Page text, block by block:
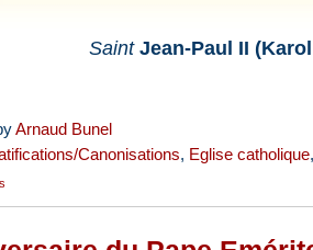
SaintJean-Paul II
Arnaud Bunel
Canonisations, Eglise catholique